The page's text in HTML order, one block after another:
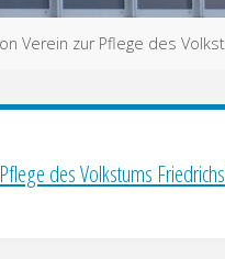
Verein zur Pflege des
des Volkstums